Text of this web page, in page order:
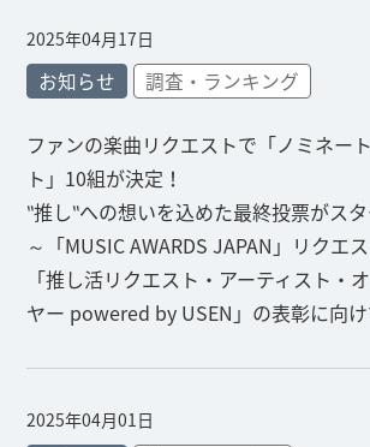
2025年04月17日
お知らせ 調査・ランキング
ファンの楽曲リクエストで「ノミネー
ト」10組が決定！
‶推し‶への想いを込めた最終投票がス
～「MUSIC AWARDS JAPAN」リクエ
「推し活リクエスト・アーティスト・
ヤー powered by USEN」の表彰に向け
2025年04月01日